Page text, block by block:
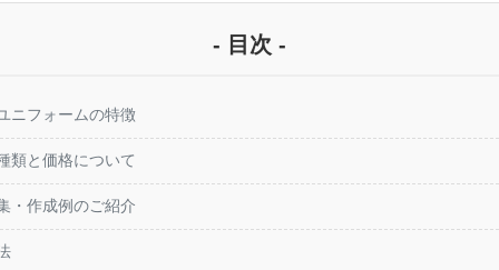
- 目次 -
ニフォームの特徴
類と価格について
・作成例のご紹介